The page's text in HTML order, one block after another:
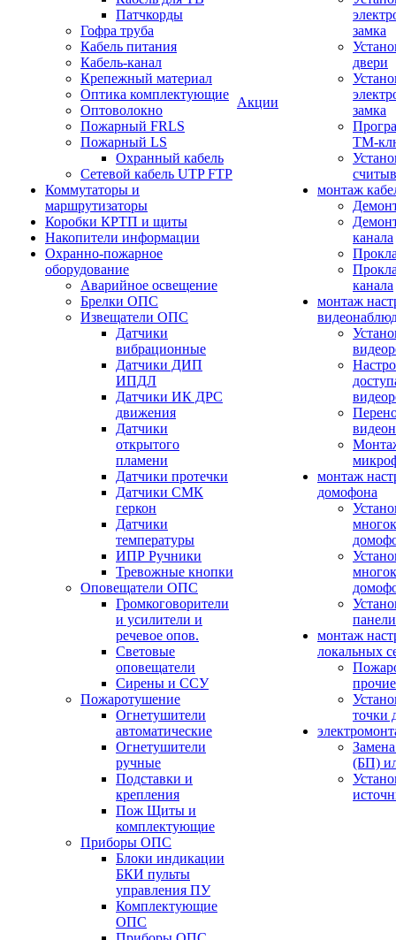
Патчкорды
Гофра труба
Кабель питания
Кабель-канал
Крепежный материал
Оптика комплектующие
Оптоволокно
Пожарный FRLS
Пожарный LS
Охранный кабель
Сетевой кабель UTP FTP
Коммутаторы и
маршрутизаторы
Коробки КРТП и щиты
Накопители информации
Охранно-пожарное
оборудование
Аварийное освещение
Брелки ОПС
Извещатели ОПС
Датчики
вибрационные
Датчики ДИП
ИПДЛ
Датчики ИК ДРС
движения
Датчики
открытого
пламени
Датчики протечки
Датчики СМК
геркон
Датчики
температуры
ИПР Ручники
Тревожные кнопки
Оповещатели ОПС
Громкоговорители
и усилители и
речевое опов.
Световые
оповещатели
Сирены и ССУ
Пожаротушение
Огнетушители
автоматические
Огнетушители
ручные
Подставки и
крепления
Пож Щиты и
комплектующие
Приборы ОПС
Блоки индикации
БКИ пульты
управления ПУ
Комплектующие
ОПС
Акции
замка
двери
замка
ТМ-
монтаж
канала
канала
монтаж
монтаж
домофона
панели
монтаж
локальных
точки
(БП)